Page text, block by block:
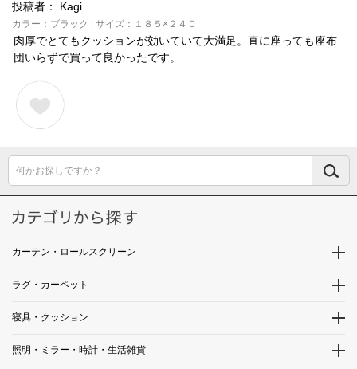
投稿者： Kagi
カラー：ブラック | サイズ：１８５×２４０
肉厚でとてもクッションが効いていて大満足。直に座っても座布
団いらずで買って良かったです。
何かお探しですか？
カーテン・ロールスクリーン
ラグ・カーペット
寝具・クッション
照明・ミラー・時計・生活雑貨